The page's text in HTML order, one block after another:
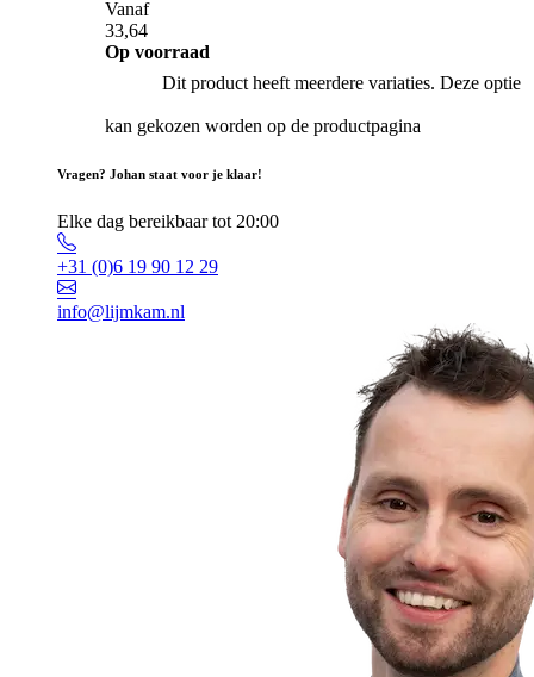
Vanaf
33,64
Op voorraad
Dit product heeft meerdere variaties. Deze optie
kan gekozen worden op de productpagina
Vragen? Johan staat voor je klaar!
Elke dag bereikbaar tot 20:00
+31 (0)6 19 90 12 29
info@lijmkam.nl